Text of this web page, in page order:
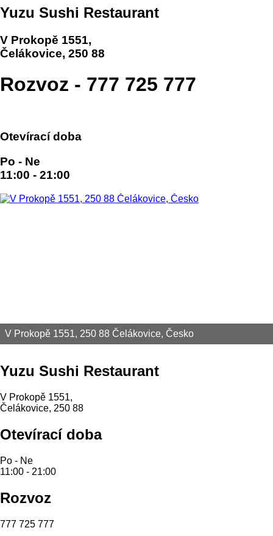
Yuzu Sushi Restaurant
V Prokopě 1551,
Čelákovice, 250 88
Rozvoz - 777 725 777
Otevírací doba
Po - Ne
11:00 - 21:00
V Prokopě 1551, 250 88 Čelákovice, Česko
Yuzu Sushi Restaurant
V Prokopě 1551,
Čelákovice, 250 88
Otevírací doba
Po - Ne
11:00 - 21:00
Rozvoz
777 725 777